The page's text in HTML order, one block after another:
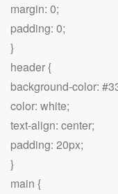
margin: 0;
padding: 0;
}
header {
background-color:
color: white;
text-align: center;
padding: 20px;
}
main {